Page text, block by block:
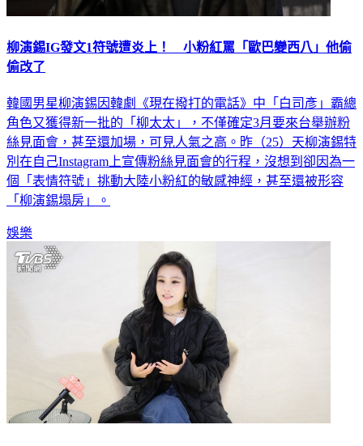
柳演錫IG發文1符號遭炎上！ 小粉紅罵「歐巴變西八」他偷
偷改了
韓國男星柳演錫因韓劇《現在撥打的電話》中「白司彥」霸總
角色又獲得新一批的「柳太太」，不僅確定3月要來台舉辦粉
絲見面會，甚至還加場，可見人氣之高。昨（25）天柳演錫特
別在自己Instagram上宣傳粉絲見面會的行程，沒想到卻因為一
個「表情符號」挑動大陸小粉紅的敏感神經，甚至還被形容
「柳演錫塌房」。
娛樂